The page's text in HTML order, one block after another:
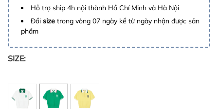
Hỗ trợ ship 4h nội thành Hồ Chí Minh và Hà Nội
Đổi size trong vòng 07 ngày kể từ ngày nhận được sản
phẩm
SIZE: